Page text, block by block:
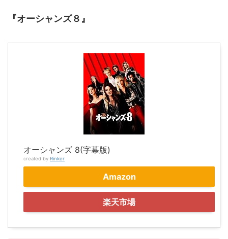
『オーシャンズ８』
オーシャンズ 8(字幕版)
created by Rinker
Amazon
楽天市場